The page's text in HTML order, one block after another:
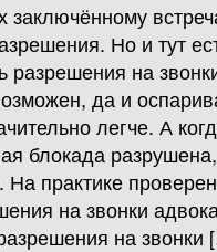
заключённому
Но и тут
разрешения на
да и
легче. А
блокада
практике
на звонки
на звонки